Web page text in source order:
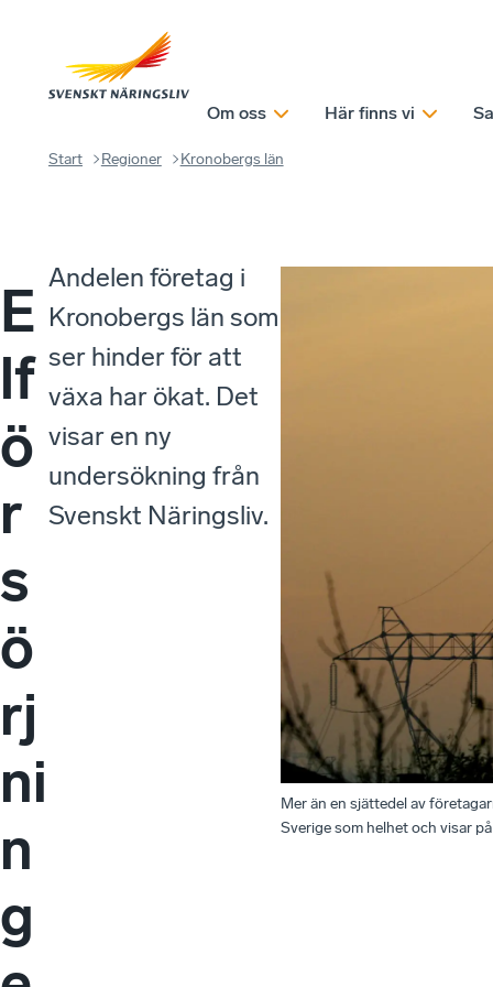
Om oss Här finns vi
Start Regioner Kronobergs län
E
lf
ö
r
s
ö
rj
ni
n
g
Andelen företag i
Kronobergs län som
ser hinder för att
växa har ökat. Det
visar en ny
undersökning från
Svenskt Näringsliv.
Mer än en sjättedel av
Sverige som helhet och visar